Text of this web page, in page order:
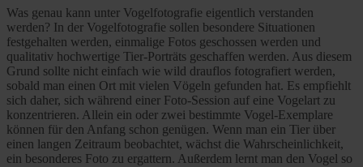
Was genau kann unter Vogelfotografie eigentlich verstanden
werden? In der Vogelfotografie sollen besondere Situationen
festgehalten werden, einmalige Fotos geschossen werden und
qualitativ hochwertige Tier-Porträts geschaffen werden. Aus diesem
Grund sollte nicht einfach wie wild drauflos fotografiert werden,
sobald man einen Ort mit vielen Vögeln gefunden hat. Es empfiehlt
sich daher, sich während einer Foto-Session auf eine Vogelart zu
konzentrieren. Allein ein oder zwei bestimmte Vogel-Exemplare
können für den Anfang schon genügen. Wenn man ein Tier über
einen langen Zeitraum beobachtet, wächst die Wahrscheinlichkeit,
ein besonderes Foto zu ergattern. Außerdem lernt man den Vogel so